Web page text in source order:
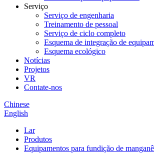
Serviço
Serviço de engenharia
Treinamento de pessoal
Serviço de ciclo completo
Esquema de integração de
Esquema ecológico
Notícias
Projetos
VR
Contate-nos
Chinese
English
Lar
Produtos
Equipamentos para fundição de